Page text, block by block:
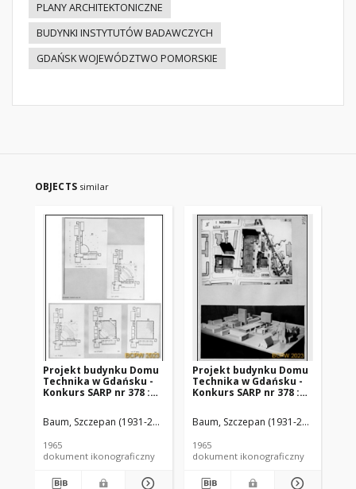
PLANY ARCHITEKTONICZNE
BUDYNKI INSTYTUTÓW BADAWCZYCH
GDAŃSK WOJEWÓDZTWO POMORSKIE
OBJECTS similar
Projekt budynku Domu
Technika w Gdańsku -
Konkurs SARP nr 378 :
parteru, pierwszego,
piętra
Baum, Szczepan (1931-2014). Architekt Budzyński, Zbigniew. Architekt
1965
dokument ikonograficzny
Projekt budynku Domu
Technika w Gdańsku -
Konkurs SARP nr 378 :
zagospodarowania
makieta
Baum, Szczepan (1931-2014).
1965
dokument ikonograficzny